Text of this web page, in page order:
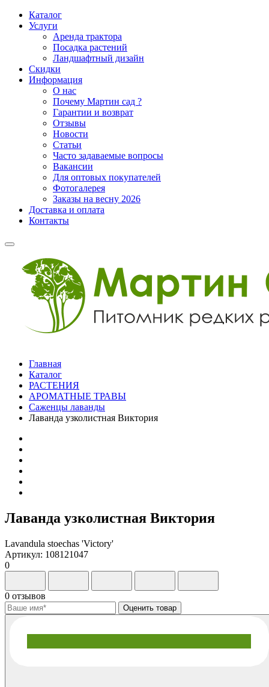
Каталог
Услуги
Аренда трактора
Посадка растений
Ландшафтный дизайн
Скидки
Информация
О нас
Почему Мартин сад ?
Гарантии и возврат
Отзывы
Новости
Статьи
Часто задаваемые вопросы
Вакансии
Для оптовых покупателей
Фотогалерея
Заказы на весну 2026
Доставка и оплата
Контакты
Главная
Каталог
РАСТЕНИЯ
АРОМАТНЫЕ ТРАВЫ
Саженцы лаванды
Лаванда узколистная Виктория
Лаванда узколистная Виктория
Lavandula stoechas 'Victory'
Артикул: 108121047
0
0 отзывов